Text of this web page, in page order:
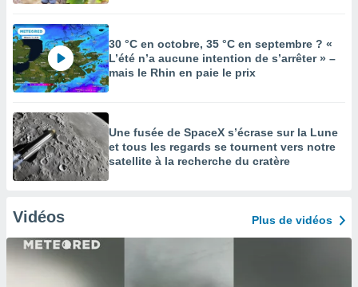
30 °C en octobre, 35 °C en septembre ? «
L’été n’a aucune intention de s’arrêter » –
mais le Rhin en paie le prix
Une fusée de SpaceX s’écrase sur la Lune
et tous les regards se tournent vers notre
satellite à la recherche du cratère
Vidéos Plus de vidéos